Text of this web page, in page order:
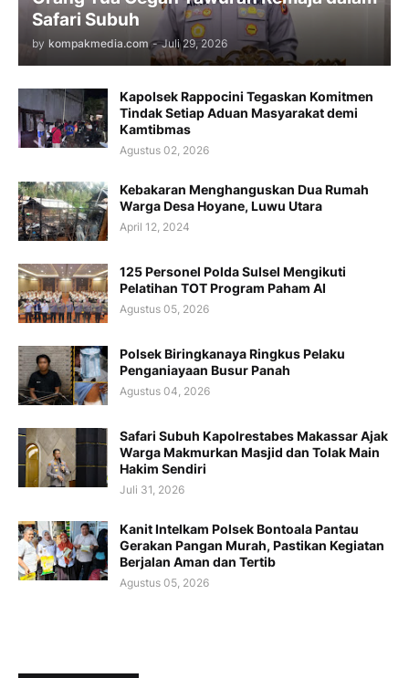
Safari Subuh
by kompakmedia.com - Juli 29, 2026
Kapolsek Rappocini Tegaskan Komitmen
Tindak Setiap Aduan Masyarakat demi
Kamtibmas
Agustus 02, 2026
Kebakaran Menghanguskan Dua Rumah
Warga Desa Hoyane, Luwu Utara
April 12, 2024
125 Personel Polda Sulsel Mengikuti
Pelatihan TOT Program Paham AI
Agustus 05, 2026
Polsek Biringkanaya Ringkus Pelaku
Penganiayaan Busur Panah
Agustus 04, 2026
Safari Subuh Kapolrestabes Makassar Ajak
Warga Makmurkan Masjid dan Tolak Main
Hakim Sendiri
Juli 31, 2026
Kanit Intelkam Polsek Bontoala Pantau
Gerakan Pangan Murah, Pastikan Kegiatan
Berjalan Aman dan Tertib
Agustus 05, 2026